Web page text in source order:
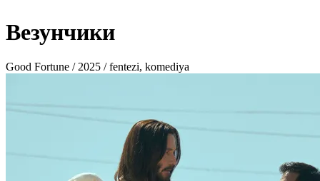
Везунчики
Good Fortune / 2025 / fentezi, komediya